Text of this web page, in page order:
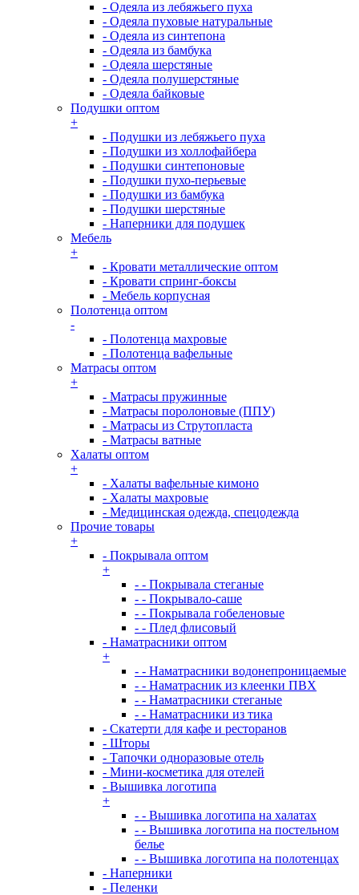
- Одеяла из лебяжьего пуха
- Одеяла пуховые натуральные
- Одеяла из синтепона
- Одеяла из бамбука
- Одеяла шерстяные
- Одеяла полушерстяные
- Одеяла байковые
Подушки оптом
+
- Подушки из лебяжьего пуха
- Подушки из холлофайбера
- Подушки синтепоновые
- Подушки пухо-перьевые
- Подушки из бамбука
- Подушки шерстяные
- Наперники для подушек
Мебель
+
- Кровати металлические оптом
- Кровати спринг-боксы
- Мебель корпусная
Полотенца оптом
-
- Полотенца махровые
- Полотенца вафельные
Матрасы оптом
+
- Матрасы пружинные
- Матрасы поролоновые (ППУ)
- Матрасы из Струтопласта
- Матрасы ватные
Халаты оптом
+
- Халаты вафельные кимоно
- Халаты махровые
- Медицинская одежда, спецодежда
Прочие товары
+
- Покрывала оптом
+
- - Покрывала стеганые
- - Покрывало-саше
- - Покрывала гобеленовые
- - Плед флисовый
- Наматрасники оптом
+
- - Наматрасники водонепроницаемые
- - Наматрасник из клеенки ПВХ
- - Наматрасники стеганые
- - Наматрасники из тика
- Скатерти для кафе и ресторанов
- Шторы
- Тапочки одноразовые отель
- Мини-косметика для отелей
- Вышивка логотипа
+
- - Вышивка логотипа на халатах
- - Вышивка логотипа на постельном
белье
- - Вышивка логотипа на полотенцах
- Наперники
- Пеленки